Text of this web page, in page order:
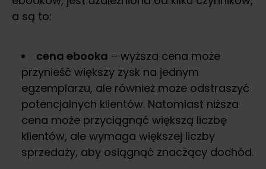
a są to:
cena ebooka – wyższa cena może
przynieść większy zysk na jednym
egzemplarzu, ale również może odstraszyć
potencjalnych klientów. Natomiast niższa
cena może przyciągnąć większą liczbę
klientów, ale wymaga większej liczby
sprzedaży, aby osiągnąć znaczący dochód.